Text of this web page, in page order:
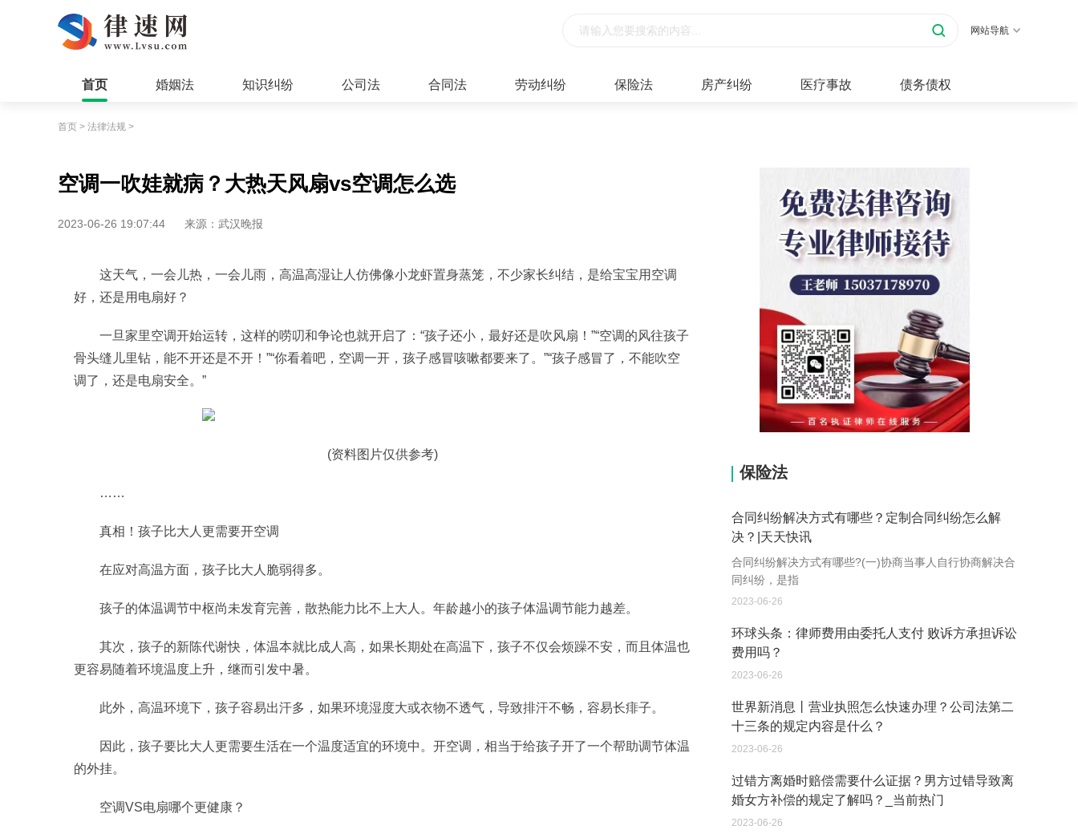
网站导航
首页 婚姻法 知识纠纷 公司法 合同法 劳动纠纷 保险法 房产纠纷 医疗事故 债务债权
首页 > 法律法规 >
空调一吹娃就病？大热天风扇vs空调怎么选
2023-06-26 19:07:44 来源：武汉晚报
这天气，一会儿热，一会儿雨，高温高湿让人仿佛像小龙虾置身蒸笼，不少家长纠结，是给宝宝用空调
好，还是用电扇好？
一旦家里空调开始运转，这样的唠叨和争论也就开启了：“孩子还小，最好还是吹风扇！”“空调的风往孩子
骨头缝儿里钻，能不开还是不开！”“你看着吧，空调一开，孩子感冒咳嗽都要来了。”“孩子感冒了，不能吹空
调了，还是电扇安全。”
(资料图片仅供参考)
……
真相！孩子比大人更需要开空调
在应对高温方面，孩子比大人脆弱得多。
孩子的体温调节中枢尚未发育完善，散热能力比不上大人。年龄越小的孩子体温调节能力越差。
其次，孩子的新陈代谢快，体温本就比成人高，如果长期处在高温下，孩子不仅会烦躁不安，而且体温也
更容易随着环境温度上升，继而引发中暑。
此外，高温环境下，孩子容易出汗多，如果环境湿度大或衣物不透气，导致排汗不畅，容易长痱子。
因此，孩子要比大人更需要生活在一个温度适宜的环境中。开空调，相当于给孩子开了一个帮助调节体温
的外挂。
空调VS电扇哪个更健康？
保险法
合同纠纷解决方式有哪些？定制合同纠纷怎么解
决？|天天快讯
合同纠纷解决方式有哪些?(一)协商当事人自行协商解决合
同纠纷，是指
2023-06-26
环球头条：律师费用由委托人支付 败诉方承担诉讼
费用吗？
2023-06-26
世界新消息丨营业执照怎么快速办理？公司法第二
十三条的规定内容是什么？
2023-06-26
过错方离婚时赔偿需要什么证据？男方过错导致离
婚女方补偿的规定了解吗？_当前热门
2023-06-26